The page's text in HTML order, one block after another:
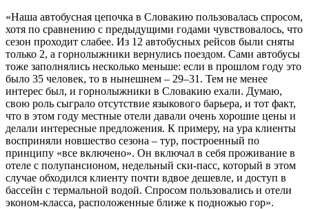
«Наша автобусная цепочка в Словакию пользовалась спросом,
хотя по сравнению с предыдущими годами чувствовалось, что
сезон проходит слабее. Из 12 автобусных рейсов были сняты
только 2, а горнолыжники вернулись поездом. Сами автобусы
тоже заполнялись несколько меньше: если в прошлом году это
было 35 человек, то в нынешнем – 29–31. Тем не менее
интерес был, и горнолыжники в Словакию ехали. Думаю,
свою роль сыграло отсутствие языкового барьера, и тот факт,
что в этом году местные отели давали очень хорошие цены и
делали интересные предложения. К примеру, на ура клиенты
восприняли новшество сезона – тур, построенный по
принципу «все включено». Он включал в себя проживание в
отеле с полупансионом, недельный ски-пасс, который в этом
случае обходился клиенту почти вдвое дешевле, и доступ в
бассейн с термальной водой. Спросом пользовались и отели
эконом-класса, расположенные ближе к подножью гор».